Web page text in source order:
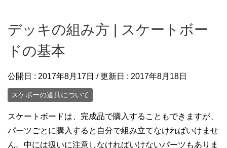
デッキの組み方 | スケートボー
ドの基本
公開日 : 2017年8月17日 / 更新日 : 2017年8月18日
スケボーの道具について
スケートボードは、完成品で購入することもできますが、
パーツごとに購入すると自分で組み立てなければいけませ
ん。中には扱いに注意しなければいけないパーツもありま